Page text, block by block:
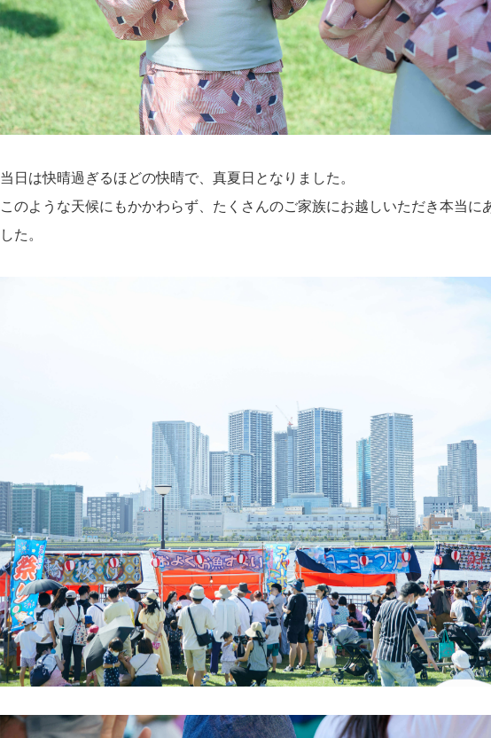
当日は快晴過ぎるほどの快晴で、真夏日となりました。
このような天候にもかかわらず、たくさんのご家族にお越しいただき本当に
した。